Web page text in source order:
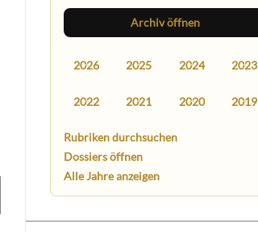
Archiv öffnen
2026 2025 2024 2023
2022 2021 2020 2019
Rubriken durchsuchen
Dossiers öffnen
Alle Jahre anzeigen